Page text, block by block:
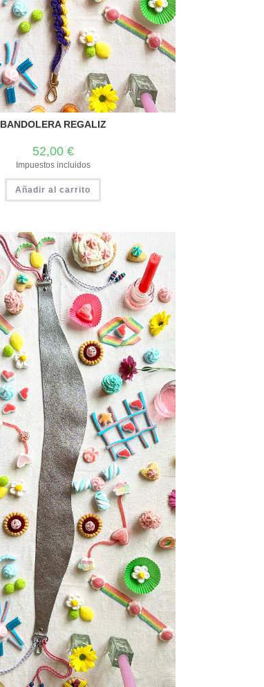
BANDOLERA REGALIZ
52,00 €
Impuestos incluidos
Añadir al carrito